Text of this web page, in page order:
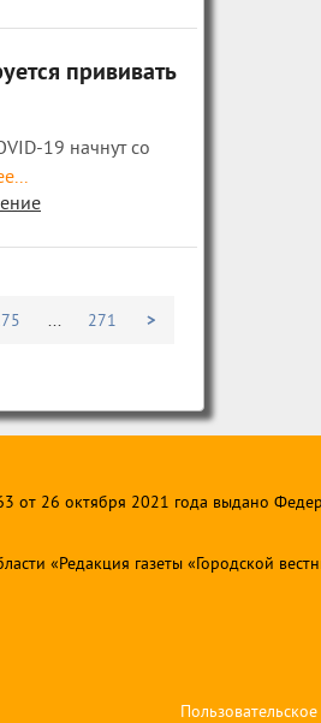
прививать
19 начнут со
... 271 >
26 октября 2021 года выдано
«Редакция газеты «Городской